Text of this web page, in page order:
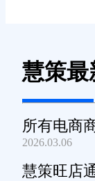
慧策最
所有电商
了！
2026.03.06
慧策旺店